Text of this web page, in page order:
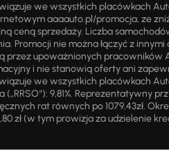
we wszystkich placówkach
aaaauto.pl/promocja, ze
ceną sprzedaży. Liczba
Promocji nie można łączyć z
przez upoważnionych
i nie stanowią oferty ani
we wszystkich placówkach
9,81%. Reprezentatywny
rat równych po 1079,43zł.
zł (w tym prowizja za udzielenie